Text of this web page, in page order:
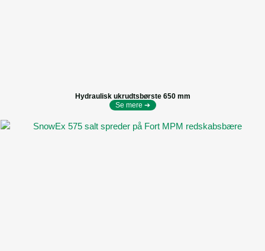
Hydraulisk ukrudtsbørste 650 mm
Se mere ➔